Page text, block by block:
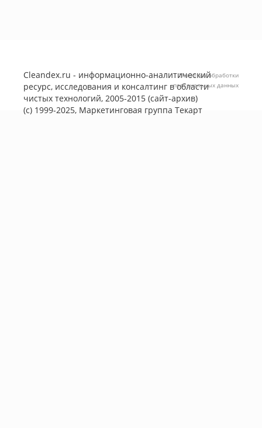
Cleandex.ru - информационно-аналитический
ресурс, исследования и консалтинг в области
чистых технологий, 2005-2015 (сайт-архив)
(с) 1999-2025, Маркетинговая группа Текарт
Политика обработки
персональных данных